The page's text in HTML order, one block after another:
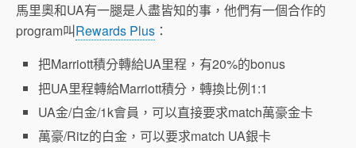
馬里奧和UA有一腿是人盡皆知的事，他們有一個合作的
program叫Rewards Plus ：
把Marriott積分轉給UA里程，有20%的bonus
把UA里程轉給Marriott積分，轉換比例1:1
UA金/白金/1k會員，可以直接要求match萬豪金卡
萬豪/Ritz的白金，可以要求match UA銀卡